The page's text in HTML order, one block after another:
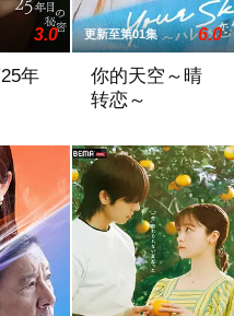
3.0
年
更新至第01集 6.0
你的天空～晴
转恋～